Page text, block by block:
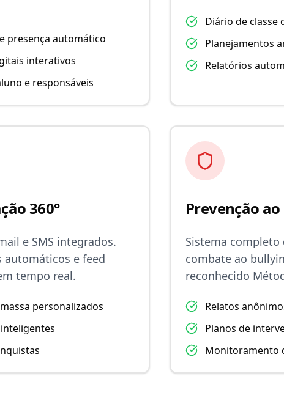
presença automático
interativos
e responsáveis
Diário de classe
Planejamentos
Relatórios
360°
e SMS integrados.
automáticos e feed
tempo real.
personalizados
Prevenção
Sistema completo
combate ao
reconhecido
Relatos
Planos de
Monitoramento